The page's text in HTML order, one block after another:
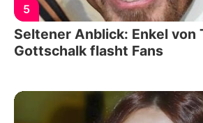
5
Seltener Anblick: Enkel von
Gottschalk flasht Fans